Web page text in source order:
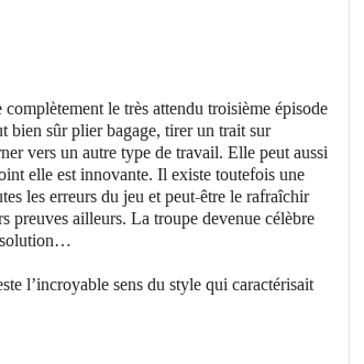
le très attendu troisième épisode
bien sûr plier bagage, tirer un trait sur
vers un autre type de travail. Elle peut aussi
elle est innovante. Il existe toutefois une
les erreurs du jeu et peut-être le rafraîchir
preuves ailleurs. La troupe devenue célèbre
solution…
AUGUST 9, 2026
UN MOD TRANSFORME DRAGON’S DOGMA…